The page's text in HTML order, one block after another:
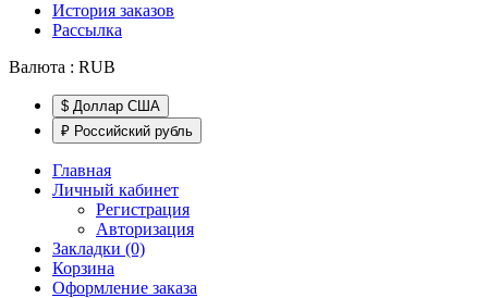
История заказов
Рассылка
Валюта : RUB
$ Доллар США
₽ Российский рубль
Главная
Личный кабинет
Регистрация
Авторизация
Закладки (0)
Корзина
Оформление заказа